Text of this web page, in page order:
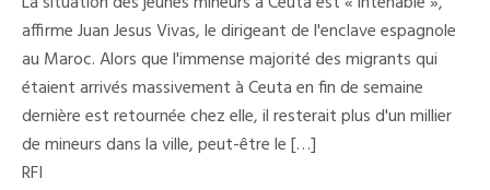
affirme Juan Jesus Vivas, le dirigeant de l'enclave espagnole
au Maroc. Alors que l'immense majorité des migrants qui
étaient arrivés massivement à Ceuta en fin de semaine
dernière est retournée chez elle, il resterait plus d'un millier
de mineurs dans la ville, peut-être le […]
RFI